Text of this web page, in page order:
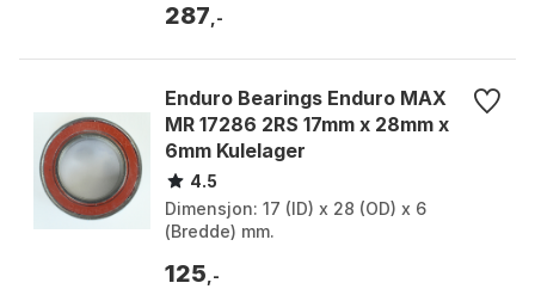
Størrelse: One...
287 ,-
Enduro Bearings Enduro MAX
MR 17286 2RS 17mm x 28mm x
6mm Kulelager
4.5
Dimensjon: 17 (ID) x 28 (OD) x 6
(Bredde) mm.
125 ,-